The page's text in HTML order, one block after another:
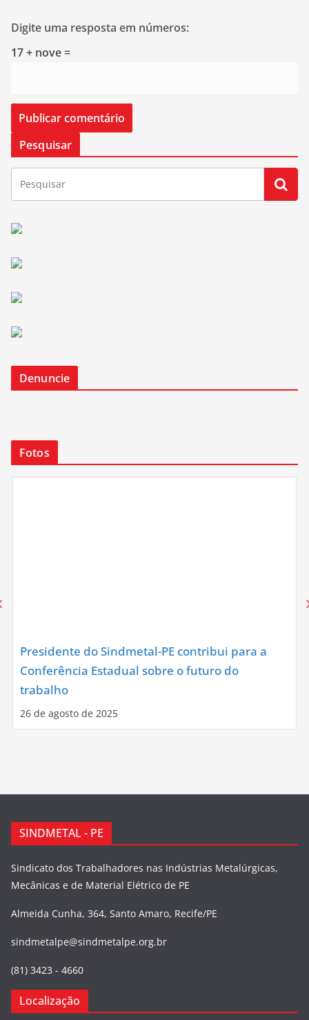
Digite uma resposta em números:
17 + nove =
Pesquisar
Denuncie
Fotos
Presidente do Sindmetal-PE contribui para a
Conferência Estadual sobre o futuro do
trabalho
26 de agosto de 2025
SINDMETAL - PE
Sindicato dos Trabalhadores nas Indústrias Metalúrgicas,
Mecânicas e de Material Elétrico de PE
Almeida Cunha, 364, Santo Amaro, Recife/PE
sindmetalpe@sindmetalpe.org.br
(81) 3423 - 4660
Localização